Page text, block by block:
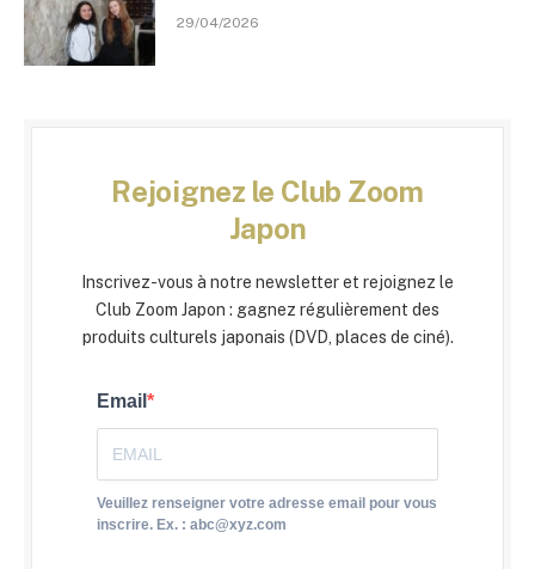
29/04/2026
Rejoignez le Club Zoom
Japon
Inscrivez-vous à notre newsletter et rejoignez le
Club Zoom Japon : gagnez régulièrement des
produits culturels japonais (DVD, places de ciné).
Email
Veuillez renseigner votre adresse email pour vous
inscrire. Ex. : abc@xyz.com